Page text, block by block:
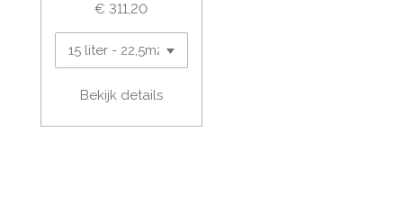
€ 311,20
Bekijk details